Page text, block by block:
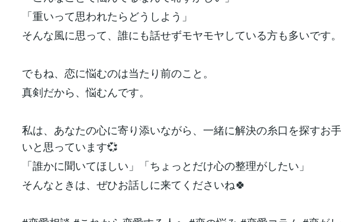
「重いって思われたらどうしよう」
そんな風に思って、誰にも話せずモヤモヤしている方も多いです。
でもね、恋に悩むのは当たり前のこと。
真剣だから、悩むんです。
私は、あなたの心に寄り添いながら、一緒に解決の糸口を探すお
いと思っています💞
「誰かに聞いてほしい」「ちょっとだけ心の整理がしたい」
そんなときは、ぜひお話しに来てくださいね🍀